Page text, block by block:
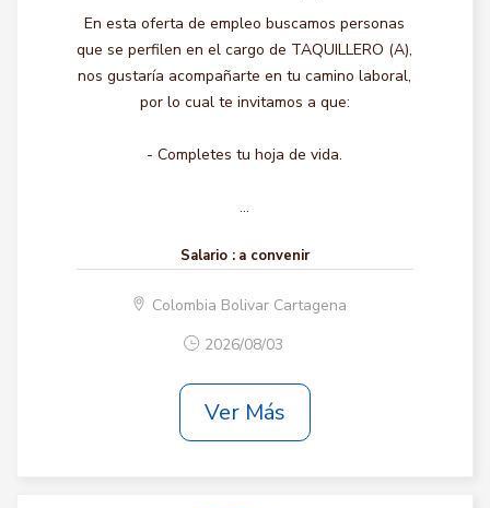
En esta oferta de empleo buscamos personas
que se perfilen en el cargo de TAQUILLERO (A),
nos gustaría acompañarte en tu camino laboral,
por lo cual te invitamos a que:
- Completes tu hoja de vida.
...
Salario : a convenir
Colombia Bolivar Cartagena
2026/08/03
Ver Más